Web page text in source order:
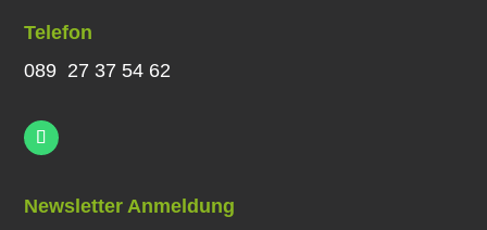
Telefon
089 27 37 54 62
Newsletter Anmeldung